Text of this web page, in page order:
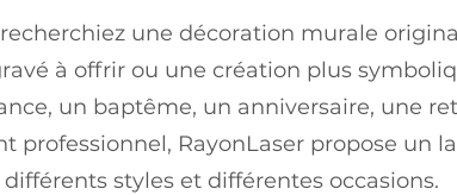
une décoration murale
à offrir ou une création plus
un baptême, un anniversaire, une
professionnel, RayonLaser propose un
styles et différentes occasions.